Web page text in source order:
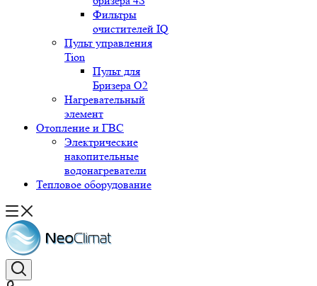
Фильтры
очистителей IQ
Пульт управления
Tion
Пульт для
Бризера O2
Нагревательный
элемент
Отопление и ГВС
Электрические
накопительные
водонагреватели
Тепловое оборудование